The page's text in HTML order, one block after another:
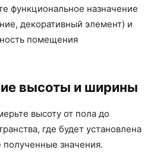
функциональное назначение
декоративный элемент) и
помещения
высоты и ширины
высоту от пола до
где будет установлена
значения.